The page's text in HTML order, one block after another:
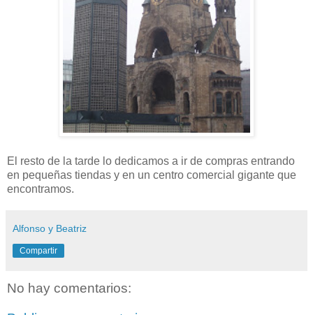
El resto de la tarde lo dedicamos a ir de compras entrando
en pequeñas tiendas y en un centro comercial gigante que
encontramos.
Alfonso y Beatriz
Compartir
No hay comentarios: